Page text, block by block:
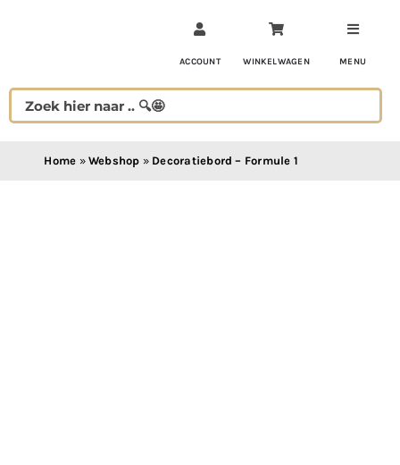
ACCOUNT WINKELWAGEN MENU
Home » Webshop » Decoratiebord – Formule 1